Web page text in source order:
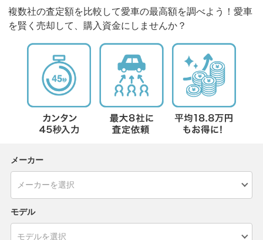
複数社の査定額を比較して愛車の最高額を調べよう！愛車
を賢く売却して、購入資金にしませんか？
メーカー
モデル